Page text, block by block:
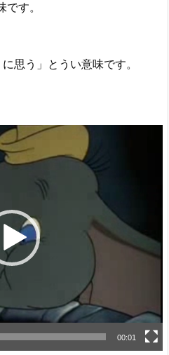
す。
思う」とうい意味です。
00:01